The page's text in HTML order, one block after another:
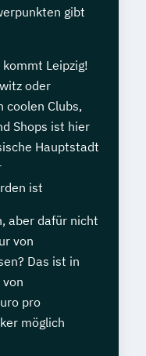
gibt
Leipzig!
oder
coolen Clubs,
Shops ist hier
Hauptstadt
ist
aber dafür nicht
von
Das ist in
pro
möglich